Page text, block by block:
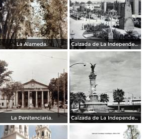
La Alameda. Calzada de La Independencia y Mto. a Juarez Guadalajara, Jalisco. ( Circulada el 5 de Septiembre de 1929 ).
La Penitenciaria. Calzada de La Independencia Guadalajara, Jalisco.